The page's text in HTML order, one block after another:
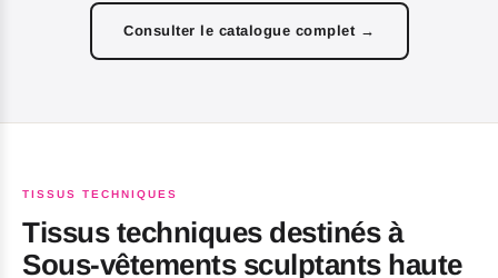
Consulter le catalogue complet →
TISSUS TECHNIQUES
Tissus techniques destinés à
Sous-vêtements sculptants haute